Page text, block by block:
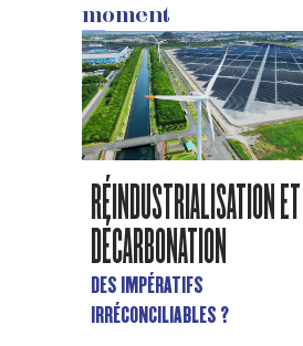
moment
RÉINDUSTRIALISATION ET
DÉCARBONATION
DES IMPÉRATIFS
IRRÉCONCILIABLES ?